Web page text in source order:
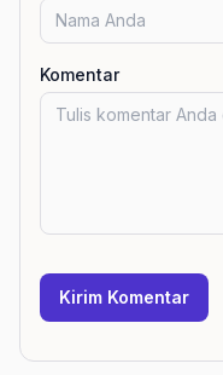
Komentar
Kirim Komentar